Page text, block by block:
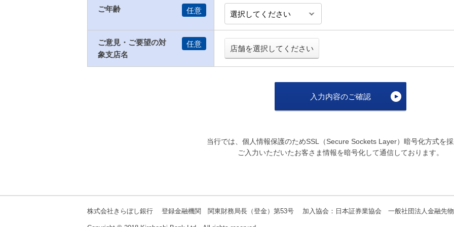
ご年齢
ご意見・ご要望の対
象支店名
店舗を選択してください
入力内容のご確認
当行では、個人情報保護のためSSL（Secure Sockets Layer）暗号化方式を採
ご入力いただいたお客さま情報を暗号化して通信しております。
株式会社きらぼし銀行 登録金融機関 関東財務局長（登金）第53号 加入協会：日本証券業協会 一般社団法人金融先物